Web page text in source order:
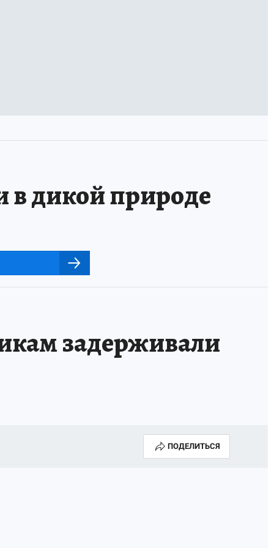
в дикой природе
задерживали
ПОДЕЛИТЬСЯ